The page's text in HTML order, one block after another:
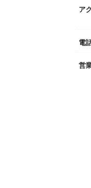
ア
電
営